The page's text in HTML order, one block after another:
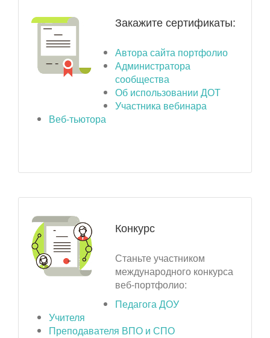
Закажите сертификаты:
Автора сайта портфолио
Администратора
сообщества
Об использовании ДОТ
Участника вебинара
Веб-тьютора
Конкурс
Станьте участником
международного конкурса
веб-портфолио:
Педагога ДОУ
Учителя
Преподавателя ВПО и СПО